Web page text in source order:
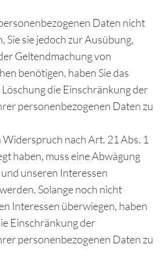
Daten nicht
Sie sie jedoch zur Ausübung,
Geltendmachung von
benötigen, haben Sie das
die Einschränkung der
personenbezogenen Daten zu
Widerspruch nach Art. 21 Abs. 1
haben, muss eine Abwägung
unseren Interessen
Solange noch nicht
Interessen überwiegen, haben
Einschränkung der
personenbezogenen Daten zu